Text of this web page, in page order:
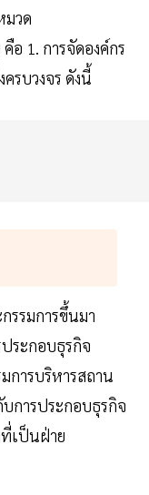
มวด
อ 1. การจัดองค์กร
รบวงจร ดังนี้
รรมการขึ้นมา
ระกอบธุรกิจ
การบริหารสถาน
การประกอบธุรกิจ
เป็นฝ่าย